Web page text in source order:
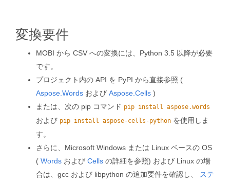
変換要件
MOBI から CSV への変換には、Python 3.5 以降が必要
です。
プロジェクト内の API を PyPI から直接参照 (
Aspose.Words および Aspose.Cells )
または、次の pip コマンド pip install aspose.words
および pip install aspose-cells-python を使用しま
す。
さらに、Microsoft Windows または Linux ベースの OS
( Words および Cells の詳細を参照) および Linux の場
合は、gcc および libpython の追加要件を確認し、
ステ